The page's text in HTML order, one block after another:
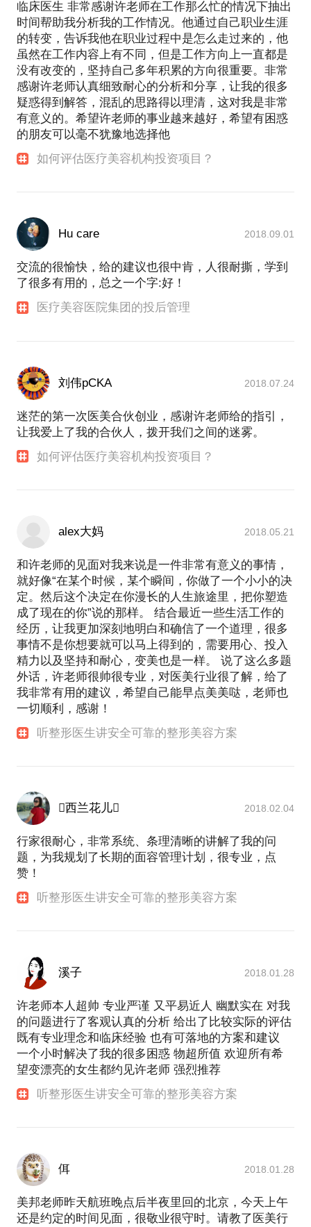
临床医生 非常感谢许老师在工作那么忙的情况下抽出
时间帮助我分析我的工作情况。他通过自己职业生涯
的转变，告诉我他在职业过程中是怎么走过来的，他
虽然在工作内容上有不同，但是工作方向上一直都是
没有改变的，坚持自己多年积累的方向很重要。非常
感谢许老师认真细致耐心的分析和分享，让我的很多
疑惑得到解答，混乱的思路得以理清，这对我是非常
有意义的。希望许老师的事业越来越好，希望有困惑
的朋友可以毫不犹豫地选择他
如何评估医疗美容机构投资项目？
Hu care 2018.09.01
交流的很愉快，给的建议也很中肯，人很耐撕，学到
了很多有用的，总之一个字:好！
医疗美容医院集团的投后管理
刘伟pCKA 2018.07.24
迷茫的第一次医美合伙创业，感谢许老师给的指引，
让我爱上了我的合伙人，拨开我们之间的迷雾。
如何评估医疗美容机构投资项目？
alex大妈 2018.05.21
和许老师的见面对我来说是一件非常有意义的事情，
就好像“在某个时候，某个瞬间，你做了一个小小的决
定。然后这个决定在你漫长的人生旅途里，把你塑造
成了现在的你”说的那样。 结合最近一些生活工作的
经历，让我更加深刻地明白和确信了一个道理，很多
事情不是你想要就可以马上得到的，需要用心、投入
精力以及坚持和耐心，变美也是一样。 说了这么多题
外话，许老师很帅很专业，对医美行业很了解，给了
我非常有用的建议，希望自己能早点美美哒，老师也
一切顺利，感谢！
听整形医生讲安全可靠的整形美容方案
西兰花儿 2018.02.04
行家很耐心，非常系统、条理清晰的讲解了我的问
题，为我规划了长期的面容管理计划，很专业，点
赞！
听整形医生讲安全可靠的整形美容方案
溪子 2018.01.28
许老师本人超帅 专业严谨 又平易近人 幽默实在 对我
的问题进行了客观认真的分析 给出了比较实际的评估
既有专业理念和临床经验 也有可落地的方案和建议
一个小时解决了我的很多困惑 物超所值 欢迎所有希
望变漂亮的女生都约见许老师 强烈推荐
听整形医生讲安全可靠的整形美容方案
佴 2018.01.28
美邦老师昨天航班晚点后半夜里回的北京，今天上午
还是约定的时间见面，很敬业很守时。请教了医美行